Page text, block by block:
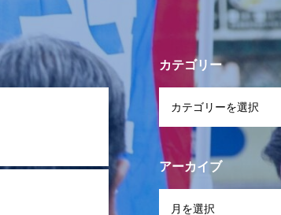
カテゴリー
アーカイブ